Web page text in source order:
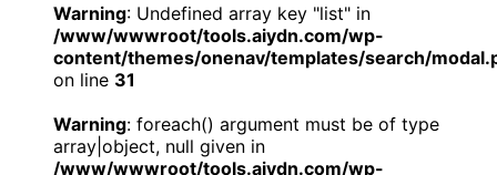
Warning: Undefined array key "list" in
/www/wwwroot/tools.aiydn.com/wp-
content/themes/onenav/templates/search/
on line 31
Warning: foreach() argument must be of type
array|object, null given in
/www/wwwroot/tools.aiydn.com/wp-